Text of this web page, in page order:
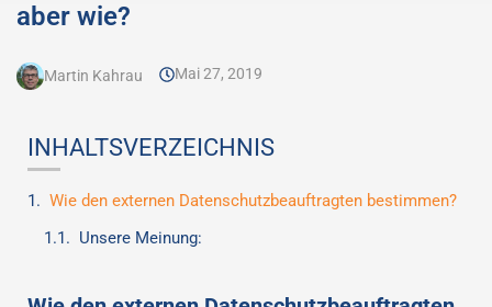
aber wie?
Martin Kahrau Mai 27, 2019
INHALTSVERZEICHNIS
Wie den externen Datenschutzbeauftragten bestimmen?
Unsere Meinung: